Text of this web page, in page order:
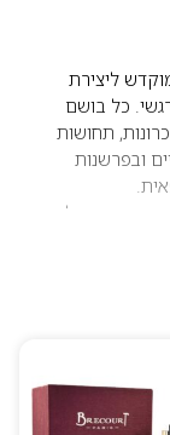
ליצירת
כל בושם
תחושות
ובפרשנות
וניל חם,
כשכבות ריח
לבין עומק
איכותי,